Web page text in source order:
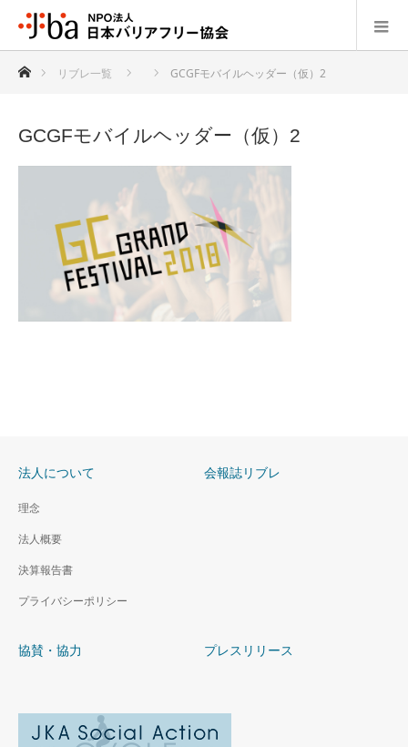
ホームリブレ一覧 GCGFモバイルヘッダー（仮）2
GCGFモバイルヘッダー（仮）2
法人について
理念
法人概要
決算報告書
プライバシーポリシー
会報誌リブレ
協賛・協力 プレスリリース